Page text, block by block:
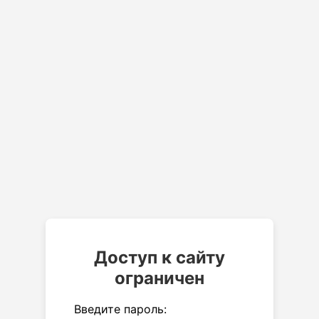
Доступ к сайту
ограничен
Введите пароль: